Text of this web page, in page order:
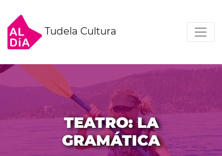
Tudela Cultura
TEATRO: LA
GRAMÁTICA